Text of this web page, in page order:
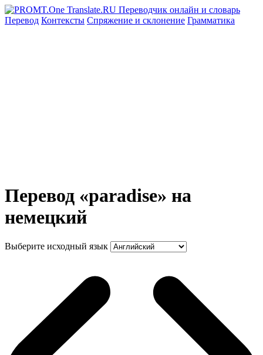
Перевод Контексты Спряжение и склонение Грамматика
Перевод «paradise» на
немецкий
Выберите исходный язык